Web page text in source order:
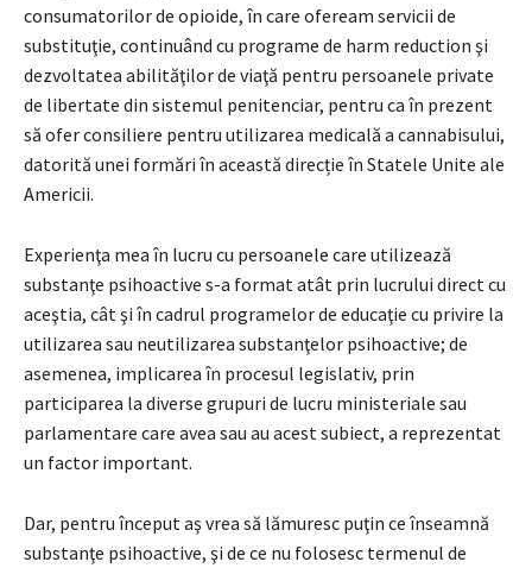
consumatorilor de opioide, în care ofeream servicii de
substituţie, continuând cu programe de harm reduction şi
dezvoltatea abilităţilor de viaţă pentru persoanele private
de libertate din sistemul penitenciar, pentru ca în prezent
să ofer consiliere pentru utilizarea medicală a cannabisului,
datorită unei formări în această direcție în Statele Unite ale
Americii.
Experienţa mea în lucru cu persoanele care utilizează
substanţe psihoactive s-a format atât prin lucrului direct cu
aceştia, cât şi în cadrul programelor de educaţie cu privire la
utilizarea sau neutilizarea substanţelor psihoactive; de
asemenea, implicarea în procesul legislativ, prin
participarea la diverse grupuri de lucru ministeriale sau
parlamentare care avea sau au acest subiect, a reprezentat
un factor important.
Dar, pentru început aş vrea să lămuresc puţin ce înseamnă
substanţe psihoactive, şi de ce nu folosesc termenul de